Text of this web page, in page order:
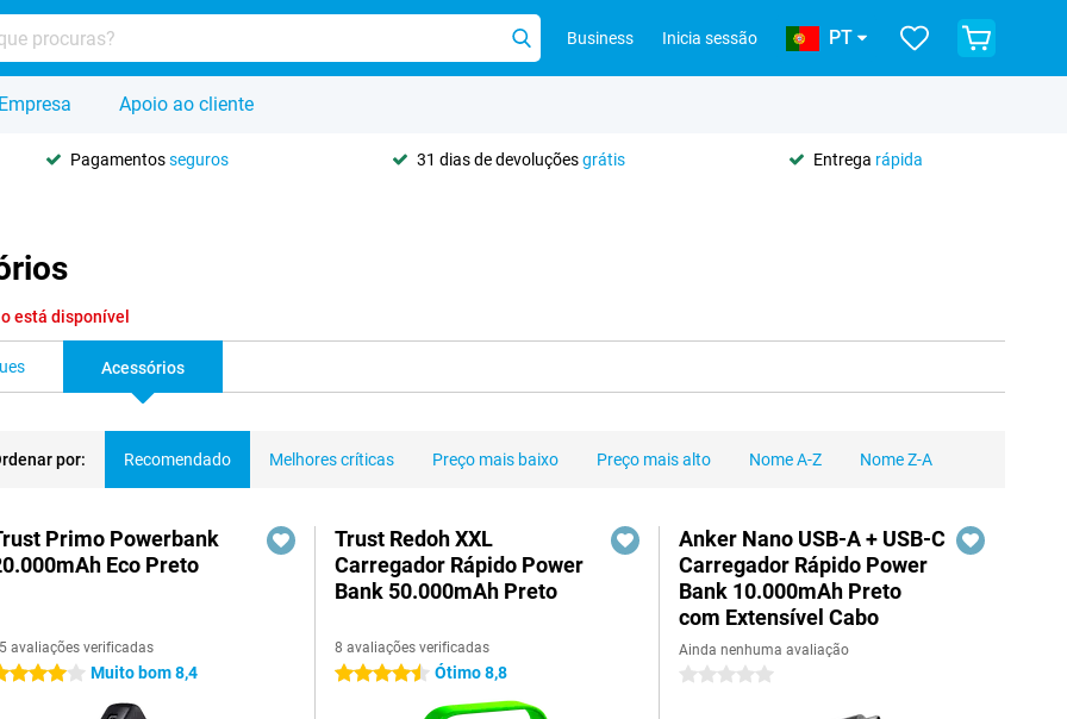
Business Inicia sessão PT
Apoio ao cliente
Pagamentosseguros 31 dias de devoluçõesgrátis Entrega rápida
está disponível
Acessórios
por: Recomendado Melhores críticas Preço mais baixo Preço mais alto Nome A-Z Nome Z-A
Primo Powerbank
Eco Preto
avaliações verificadas
estrelas Muito bom 8,4
Trust Redoh XXL
Carregador Rápido Power
Bank 50.000mAh Preto
8 avaliações verificadas
4.5 estrelas Ótimo 8,8
Anker Nano USB-A + USB-C
Carregador Rápido Power
Bank 10.000mAh Preto
com Extensível Cabo
Ainda nenhuma avaliação
0 estrelas